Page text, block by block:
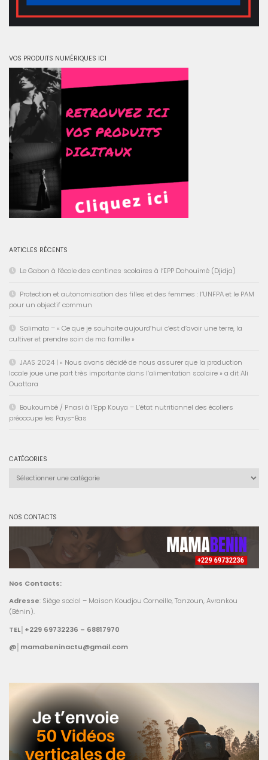
VOS PRODUITS NUMÉRIQUES ICI
ARTICLES RÉCENTS
Le Gabon à l’école des cantines scolaires à l’EPP Dohouimè (Djidja)
Protection et autonomisation des filles et des femmes : l’UNFPA et le PAM
pour un objectif commun
Salimata – « Ce que je souhaite aujourd’hui c’est d’avoir une terre, la
cultiver et prendre soin de ma famille »
JAAS 2024 | « Nous avons décidé de nous assurer que la production
locale joue une part très importante dans l’alimentation scolaire » a dit Ali
Ouattara
Boukoumbé / Pnasi à l’Epp Kouya – L’état nutritionnel des écoliers
préoccupe les Pays-Bas
CATÉGORIES
NOS CONTACTS
Nos Contacts:
Adresse: Siège social – Maison Koudjou Corneille, Tanzoun, Avrankou
(Bénin).
TEL│+229 69732236 – 68817970
@│mamabeninactu@gmail.com